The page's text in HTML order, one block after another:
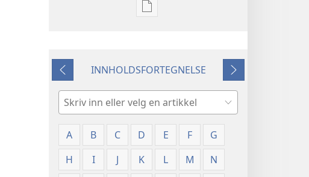
Nedlastingsalternativer
Forrige
INNHOLDSFORTEGNELSE
Neste
Søk
A
B C D E F
G
H
I J K L M
N